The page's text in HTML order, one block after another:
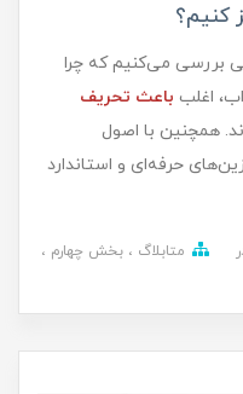
کنیم؟
بررسی می‌کنیم که چرا
اغلب باعث تحریف
همچنین با اصول
حرفه‌ای و استاندارد
متابلاگ
بخش چهارم